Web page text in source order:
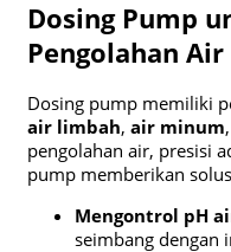
Dosing Pump
Pengolahan Air
Dosing pump memiliki
air limbah, air minum
pengolahan air, presisi
pump memberikan
Mengontrol pH
seimbang dengan